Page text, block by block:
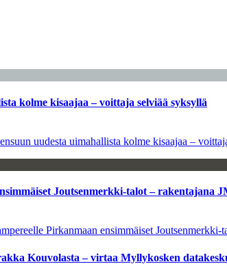
kolme kisaajaa – voittaja selviää syksyllä
uudesta uimahallista kolme kisaajaa –
Joutsenmerkki-talot – rakentajana
Pirkanmaan ensimmäiset Joutsenmerkki-
Kouvolasta – virtaa Myllykosken